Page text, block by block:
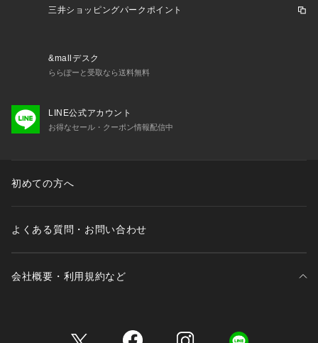
三井ショッピングパークポイント
&mallデスク
ららぽーと受取なら送料無料
LINE公式アカウント
お得なセール・クーポン情報配信中
初めての方へ
よくある質問・お問い合わせ
会社概要・利用規約など